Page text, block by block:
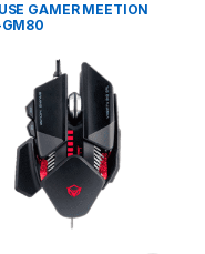
GAMER MEETION